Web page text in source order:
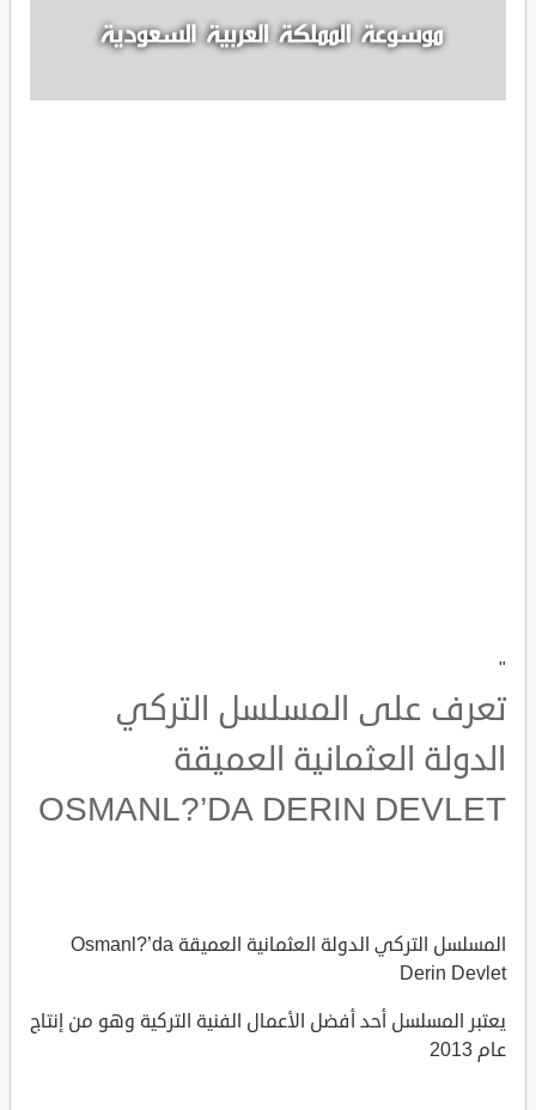
"
تعرف على المسلسل التركي
الدولة العثمانية العميقة
OSMANL?’DA DERIN DEVLET
المسلسل التركي الدولة العثمانية العميقة Osmanl?’da
Derin Devlet
يعتبر المسلسل أحد أفضل الأعمال الفنية التركية وهو من إنتاج
عام 2013